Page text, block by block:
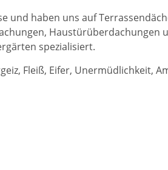
und haben uns auf
Haustürüberdachungen
spezialisiert.
Fleiß, Eifer, Unermüdlichkeit,